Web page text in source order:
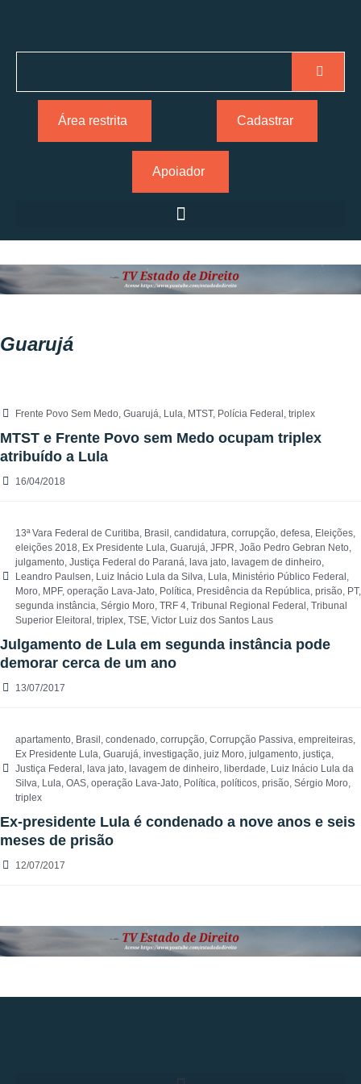
Área restrita Cadastrar
Apoiador
Guarujá
Frente Povo Sem Medo, Guarujá, Lula, MTST, Polícia Federal , triplex
MTST e Frente Povo sem Medo ocupam triplex
atribuído a Lula
16/04/2018
13ª Vara Federal de Curitiba, Brasil , candidatura, corrupção, defesa, Eleições,
eleições 2018, Ex Presidente Lula, Guarujá, JFPR, João Pedro Gebran Neto,
julgamento, Justiça Federal do Paraná, lava jato, lavagem de dinheiro,
Leandro Paulsen, Luiz Inácio Lula da Silva, Lula, Ministério Público Federal ,
Moro, MPF, operação Lava-Jato, Política, Presidência da República, prisão, PT,
segunda instância, Sérgio Moro, TRF 4, Tribunal Regional Federal , Tribunal
Superior Eleitoral , triplex, TSE, Victor Luiz dos Santos Laus
Julgamento de Lula em segunda instância pode
demorar cerca de um ano
13/07/2017
apartamento, Brasil , condenado, corrupção, Corrupção Passiva, empreiteiras,
Ex Presidente Lula, Guarujá, investigação, juiz Moro, julgamento, justiça,
Justiça Federal , lava jato, lavagem de dinheiro, liberdade, Luiz Inácio Lula da
Silva, Lula, OAS, operação Lava-Jato, Política, políticos, prisão, Sérgio Moro,
triplex
Ex-presidente Lula é condenado a nove anos e seis
meses de prisão
12/07/2017